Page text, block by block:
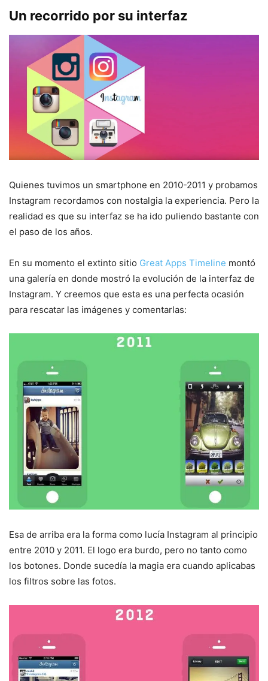
Un recorrido por su interfaz
Quienes tuvimos un smartphone en 2010-2011 y probamos
Instagram recordamos con nostalgia la experiencia. Pero la
realidad es que su interfaz se ha ido puliendo bastante con
el paso de los años.
En su momento el extinto sitio Great Apps Timeline montó
una galería en donde mostró la evolución de la interfaz de
Instagram. Y creemos que esta es una perfecta ocasión
para rescatar las imágenes y comentarlas:
Esa de arriba era la forma como lucía Instagram al principio
entre 2010 y 2011. El logo era burdo, pero no tanto como
los botones. Donde sucedía la magia era cuando aplicabas
los filtros sobre las fotos.